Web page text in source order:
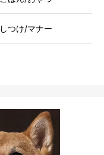
しつけ/マナー